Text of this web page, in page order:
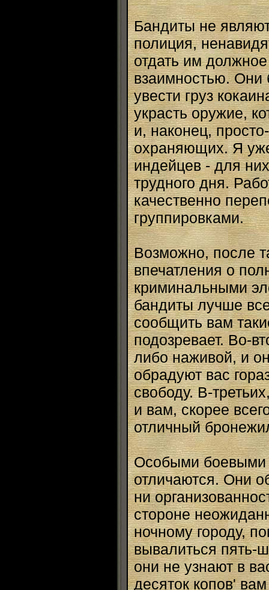
Бандиты не
полиция,
отдать им
взаимностью. Они
увести груз
украсть оружие,
и, наконец,
охраняющих. Я уже
индейцев - для
трудного дня.
качественно
группировками.
Возможно, после
впечатления о
криминальными
бандиты лучше
сообщить вам
подозревает. Во-
либо наживой, и
обрадуют вас
свободу. В-
и вам, скорее
отличный
Особыми боевыми
отличаются. Они
ни
стороне
ночному городу,
вывалиться пять-
они не узнают в
десяток копов'